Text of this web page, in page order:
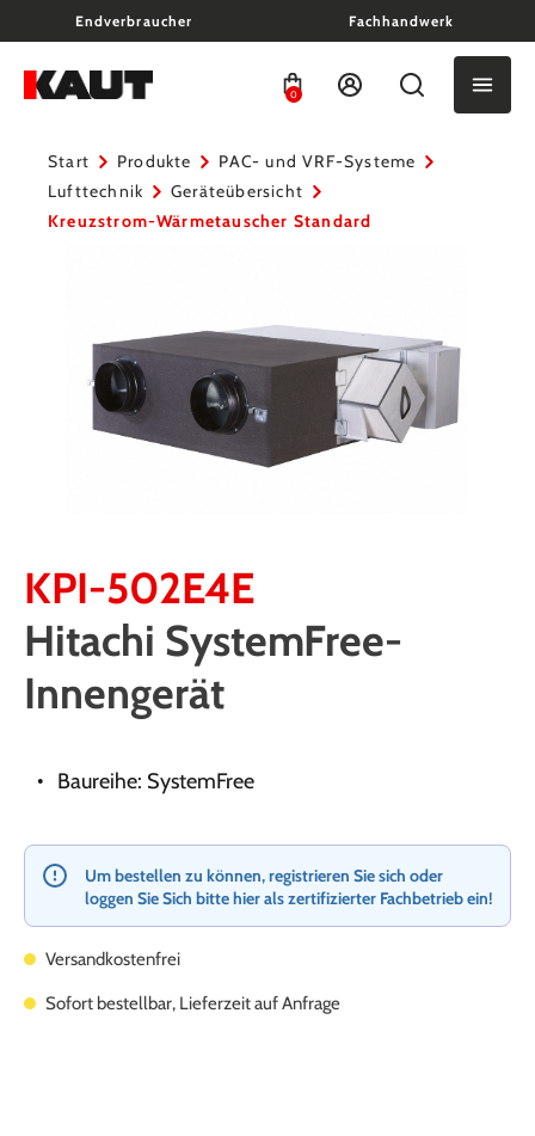
springenEndverbraucher Fachhandwerk
0
Start Produkte
PAC- und VRF-Systeme
Lufttechnik
Geräteübersicht
Kreuzstrom-Wärmetauscher Standard
KPI-502E4E
Hitachi SystemFree-
Innengerät
Baureihe: SystemFree
Um bestellen zu können, registrieren Sie sich oder
loggen Sie Sich bitte hier als zertifizierter Fachbetrieb ein!
Versandkostenfrei
Sofort bestellbar, Lieferzeit auf Anfrage